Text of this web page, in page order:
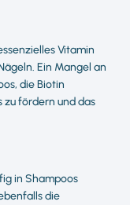
Vitamin
Ein Mangel an
die Biotin
fördern und das
in Shampoos
die